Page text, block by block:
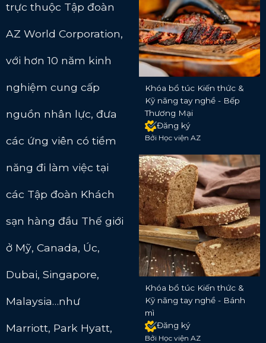
trực thuộc Tập đoàn
AZ World Corporation,
với hơn 10 năm kinh
nghiệm cung cấp
nguồn nhân lực, đưa
các ứng viên có tiềm
năng đi làm việc tại
các Tập đoàn Khách
sạn hàng đầu Thế giới
ở Mỹ, Canada, Úc,
Dubai, Singapore,
Malaysia…như
Marriott, Park Hyatt,
Khóa bổ túc Kiến thức &
Kỹ năng tay nghề - Bếp
Thương Mại
Đăng ký
Bởi Học viện AZ
Khóa bổ túc Kiến thức &
Kỹ năng tay nghề - Bánh
mì
Đăng ký
Bởi Học viện AZ